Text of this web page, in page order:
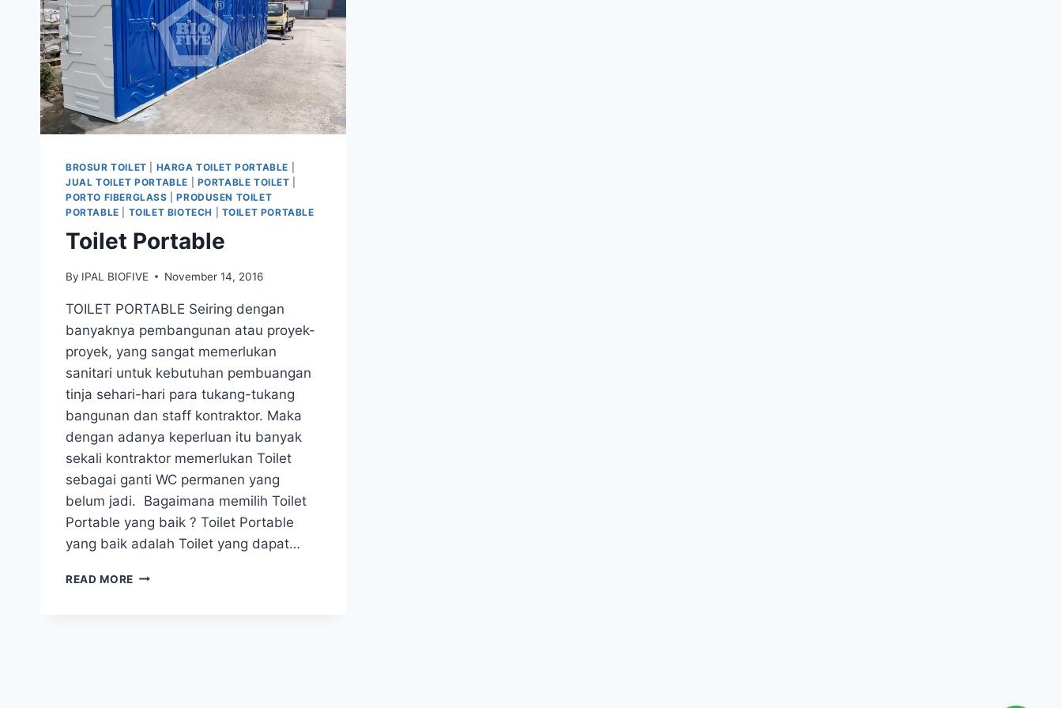
BROSUR TOILET HARGA TOILET PORTABLE
JUAL TOILET PORTABLE
PORTABLE TOILET
PORTO FIBERGLASS |PRODUSEN TOILET
PORTABLE
TOILET BIOTECH TOILET PORTABLE
Toilet Portable
By IPAL BIOFIVE November 14, 2016
TOILET PORTABLE Seiring dengan
banyaknya pembangunan atau proyek-
proyek, yang sangat memerlukan
sanitari untuk kebutuhan pembuangan
tinja sehari-hari para tukang-tukang
bangunan dan staff kontraktor. Maka
dengan adanya keperluan itu banyak
sekali kontraktor memerlukan Toilet
sebagai ganti WC permanen yang
belum jadi. Bagaimana memilih Toilet
Portable yang baik ? Toilet Portable
yang baik adalah Toilet yang dapat…
READ MORE TOILET